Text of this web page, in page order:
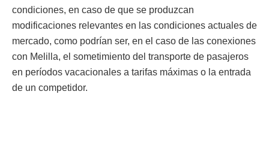
condiciones, en caso de que se produzcan
modificaciones relevantes en las condiciones actuales de
mercado, como podrían ser, en el caso de las conexiones
con Melilla, el sometimiento del transporte de pasajeros
en períodos vacacionales a tarifas máximas o la entrada
de un competidor.